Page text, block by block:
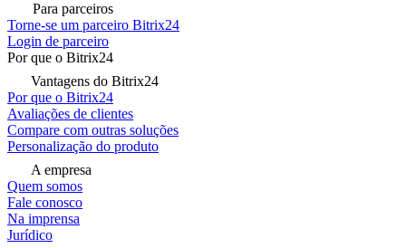
Para parceiros
Torne-se um parceiro Bitrix24
Login de parceiro
Por que o Bitrix24
Vantagens do Bitrix24
Por que o Bitrix24
Avaliações de clientes
Compare com outras soluções
Personalização do produto
A empresa
Quem somos
Fale conosco
Na imprensa
Jurídico